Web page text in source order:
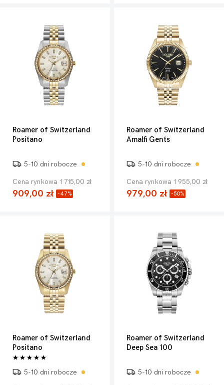
Roamer of Switzerland
Positano
5-10 dni robocze
Cena rynkowa 1 715,00 zł
909,00 zł -47%
Roamer of Switzerland
Amalfi Gents
5-10 dni robocze
Cena rynkowa 1 955,00 zł
979,00 zł -50%
Roamer of Switzerland
Positano
5-10 dni robocze
Roamer of Switzerland
Deep Sea 100
5-10 dni robocze